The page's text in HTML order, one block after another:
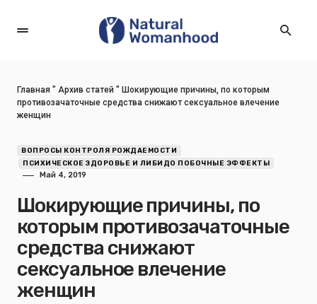
Главная " Архив статей " Шокирующие причины, по которым
противозачаточные средства снижают сексуальное влечение
женщин
ВОПРОСЫ КОНТРОЛЯ РОЖДАЕМОСТИ
ПСИХИЧЕСКОЕ ЗДОРОВЬЕ И ЛИБИДО ПОБОЧНЫЕ ЭФФЕКТЫ
Май 4, 2019
Шокирующие причины, по
которым противозачаточные
средства снижают
сексуальное влечение
женщин